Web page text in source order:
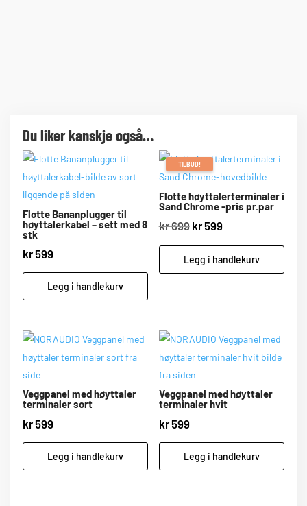
Du liker kanskje også…
Flotte Bananplugger til
høyttalerkabel – sett med 8
stk
kr599
Legg i handlekurv
TILBUD!
Flotte høyttalerterminaler i
Sand Chrome -pris pr.par
kr699 Opprinnelig
pris
var:
kr599Nåværende
pris
er:
Legg i handlekurv
Veggpanel med høyttaler
terminaler sort
kr599
Legg i handlekurv
Veggpanel med høyttaler
terminaler hvit
kr599
Legg i handlekurv